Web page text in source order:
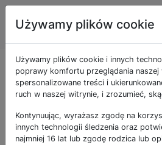
Sprawność
fizyczna
Pytania
jako
11 Doświadczenia z
Używamy plików cookie
Używamy plików cookie i innych
poprawy komfortu przeglądania
spersonalizowane treści i
ruch w naszej witrynie, i zrozumieć,
Kontynuując, wyrażasz zgodę na
innych technologii śledzenia oraz
najmniej 16 lat lub zgodę rodzica lub